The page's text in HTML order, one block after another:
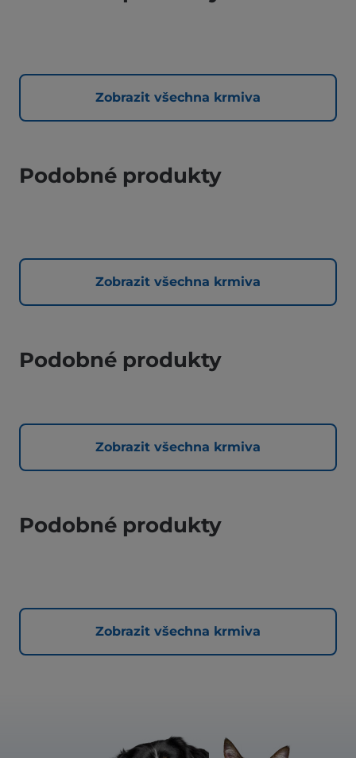
Zobrazit všechna krmiva
Podobné produkty
Zobrazit všechna krmiva
Podobné produkty
Zobrazit všechna krmiva
Podobné produkty
Zobrazit všechna krmiva